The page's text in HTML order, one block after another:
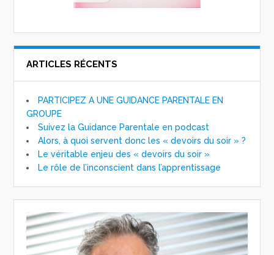
ARTICLES RÉCENTS
PARTICIPEZ A UNE GUIDANCE PARENTALE EN
GROUPE
Suivez la Guidance Parentale en podcast
Alors, à quoi servent donc les « devoirs du soir » ?
Le véritable enjeu des « devoirs du soir »
Le rôle de l’inconscient dans l’apprentissage